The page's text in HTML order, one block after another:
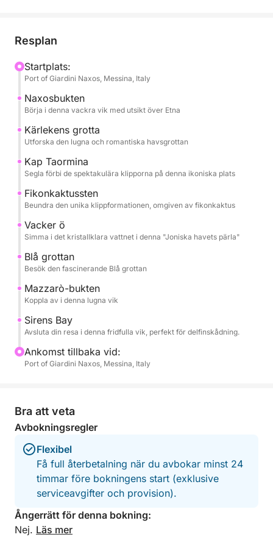
Under hela dagen kommer du att bjudas på
medan du lyssnar på dina favoritlåtar via båtens
ljudsystem. Den professionella kaptenen och
besättningen kommer att se till att resan blir smidig
och säker, så att du kan varva ner helt.
Turen inkluderar:
- Grotta dell'Amore
- Scoglio del Ficodindia
- Grotta Azzurra
- Baia di Mazzarò
- Baia delle Sirene
Optional Restaurant Stop – Upplev autentisk
siciliansk mat på en restaurang vid havet (ingår ej).
Ta gärna med egen mat ombord!
Resplan
Startplats:
Port of Giardini Naxos, Messina, Italy
Naxosbukten
Börja i denna vackra vik med utsikt över Etna
Kärlekens grotta
Utforska den lugna och romantiska havsgrottan
Kap Taormina
Segla förbi de spektakulära klipporna på denna ikoniska plats
Fikonkaktussten
Beundra den unika klippformationen, omgiven av fikonkaktus
Vacker ö
Simma i det kristallklara vattnet i denna "Joniska havets pärla"
Blå grottan
Besök den fascinerande Blå grottan
Mazzarò-bukten
Koppla av i denna lugna vik
Sirens Bay
Avsluta din resa i denna fridfulla vik, perfekt för delfinskådning.
Ankomst tillbaka vid:
Port of Giardini Naxos, Messina, Italy
Bra att veta
Avbokningsregler
Flexibel
Få full återbetalning när du avbokar minst 24
timmar före bokningens start (exklusive
serviceavgifter och provision).
Ångerrätt för denna bokning:
Nej. Läs mer